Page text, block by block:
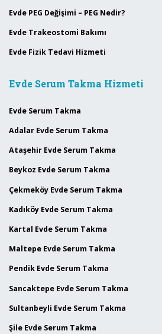
Evde PEG Değişimi – PEG Nedir?
Evde Trakeostomi Bakımı
Evde Fizik Tedavi Hizmeti
Evde Serum Takma Hizmeti
Evde Serum Takma
Adalar Evde Serum Takma
Ataşehir Evde Serum Takma
Beykoz Evde Serum Takma
Çekmeköy Evde Serum Takma
Kadıköy Evde Serum Takma
Kartal Evde Serum Takma
Maltepe Evde Serum Takma
Pendik Evde Serum Takma
Sancaktepe Evde Serum Takma
Sultanbeyli Evde Serum Takma
Şile Evde Serum Takma